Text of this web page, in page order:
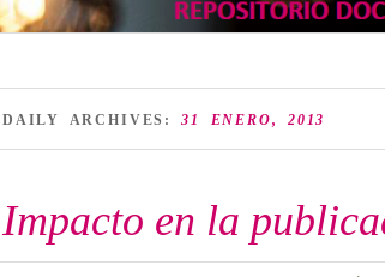
DAILY ARCHIVES:31 ENERO, 2013
Impacto en la